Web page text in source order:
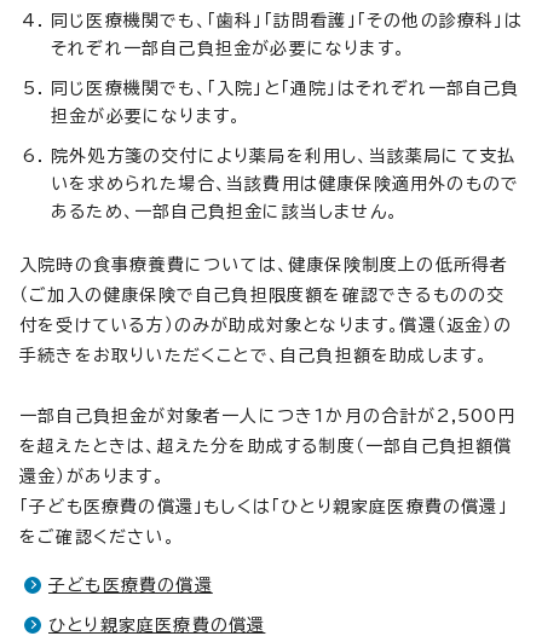
同じ医療機関でも、「歯科」「訪問看護」「その他の診療科」は
それぞれ一部自己負担金が必要になります。
同じ医療機関でも、「入院」と「通院」はそれぞれ一部自己負
担金が必要になります。
院外処方箋の交付により薬局を利用し、当該薬局にて支払
いを求められた場合、当該費用は健康保険適用外のもので
あるため、一部自己負担金に該当しません。
入院時の食事療養費については、健康保険制度上の低所得者
（ご加入の健康保険で自己負担限度額を確認できるものの交
付を受けている方）のみが助成対象となります。償還（返金）の
手続きをお取りいただくことで、自己負担額を助成します。
一部自己負担金が対象者一人につき1か月の合計が2,500円
を超えたときは、超えた分を助成する制度（一部自己負担額償
還金）があります。
「子ども医療費の償還」もしくは「ひとり親家庭医療費の償還」
をご確認ください。
子ども医療費の償還
ひとり親家庭医療費の償還